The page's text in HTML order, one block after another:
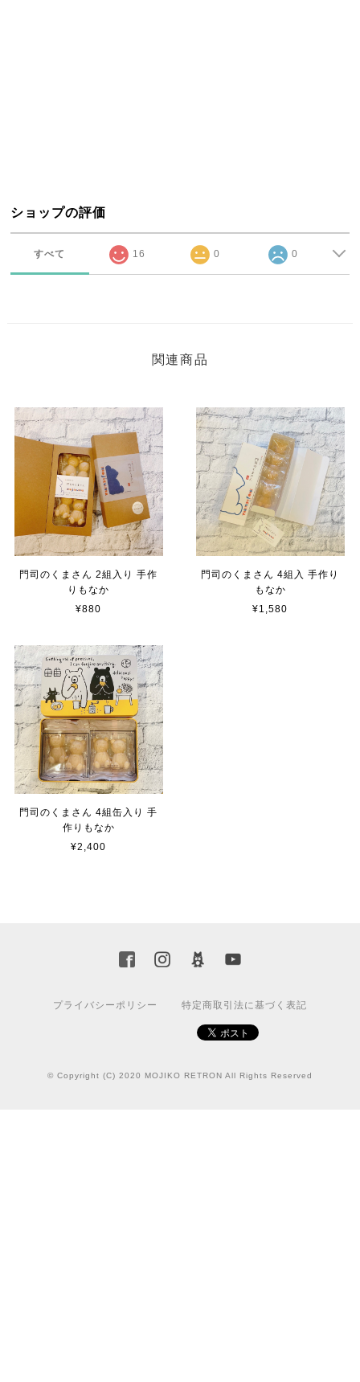
ショップの評価
すべて 16 0 0
関連商品
門司のくまさん 2組入り 手作
りもなか
¥880
門司のくまさん 4組入 手作り
もなか
¥1,580
門司のくまさん 4組缶入り 手
作りもなか
¥2,400
プライバシーポリシー 特定商取引法に基づく表記
© Copyright (C) 2020 MOJIKO RETRON All Rights Reserved